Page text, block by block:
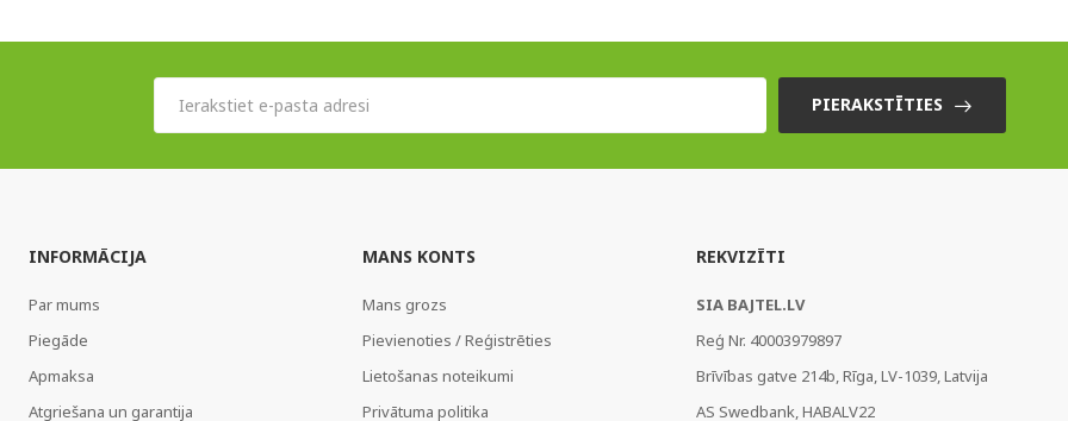
PIERAKSTĪTIES
INFORMĀCIJA
Par mums
Piegāde
Apmaksa
Atgriešana un garantija
MANS KONTS
Mans grozs
Pievienoties / Reģistrēties
Lietošanas noteikumi
Privātuma politika
REKVIZĪTI
SIA BAJTEL.LV
Reģ Nr. 40003979897
Brīvības gatve 214b, Rīga, LV-1039, Latvija
AS Swedbank, HABALV22